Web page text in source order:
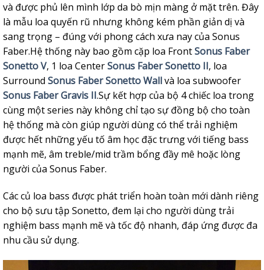
và được phủ lên mình lớp da bò mịn màng ở mặt trên. Đây
là mẫu loa quyến rũ nhưng không kém phần giản dị và
sang trọng – đúng với phong cách xưa nay của Sonus
Faber.Hệ thống này bao gồm cặp loa FrontSonus Faber
Sonetto V, 1 loa CenterSonus Faber Sonetto II, loa
Surround Sonus Faber Sonetto Wallvà loa subwoofer
Sonus Faber Gravis II.Sự kết hợp của bộ 4 chiếc loa trong
cùng một series này không chỉ tạo sự đồng bộ cho toàn
hệ thống mà còn giúp người dùng có thể trải nghiệm
được hết những yếu tố âm học đặc trưng với tiếng bass
mạnh mẽ, âm treble/mid trầm bổng đầy mê hoặc lòng
người của Sonus Faber.
Các củ loa bass được phát triển hoàn toàn mới dành riêng
cho bộ sưu tập Sonetto, đem lại cho người dùng trải
nghiệm bass mạnh mẽ và tốc độ nhanh, đáp ứng được đa
nhu cầu sử dụng.